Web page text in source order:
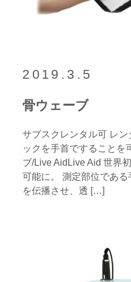
2019.3.5
骨ウェーブ
サブスクレンタル可 レ
ックを手首ですることを
ブ/Live AidLive Aid 世界
可能に。 測定部位であ
を伝播させ、透 […]